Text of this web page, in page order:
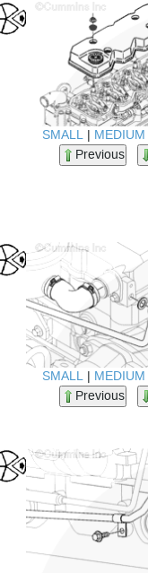
SMALL | MEDIUM
Previous
SMALL | MEDIUM
Previous